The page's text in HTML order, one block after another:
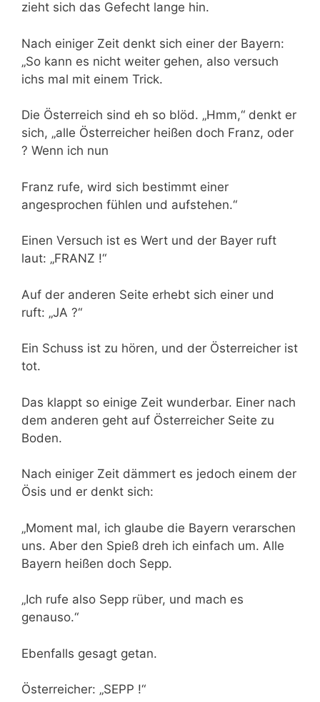
zieht sich das Gefecht lange hin.
Nach einiger Zeit denkt sich einer der Bayern:
„So kann es nicht weiter gehen, also versuch
ichs mal mit einem Trick.
Die Österreich sind eh so blöd. „Hmm,“ denkt er
sich, „alle Österreicher heißen doch Franz, oder
? Wenn ich nun
Franz rufe, wird sich bestimmt einer
angesprochen fühlen und aufstehen.“
Einen Versuch ist es Wert und der Bayer ruft
laut: „FRANZ !“
Auf der anderen Seite erhebt sich einer und
ruft: „JA ?“
Ein Schuss ist zu hören, und der Österreicher ist
tot.
Das klappt so einige Zeit wunderbar. Einer nach
dem anderen geht auf Österreicher Seite zu
Boden.
Nach einiger Zeit dämmert es jedoch einem der
Ösis und er denkt sich:
„Moment mal, ich glaube die Bayern verarschen
uns. Aber den Spieß dreh ich einfach um. Alle
Bayern heißen doch Sepp.
„Ich rufe also Sepp rüber, und mach es
genauso.“
Ebenfalls gesagt getan.
Österreicher: „SEPP !“